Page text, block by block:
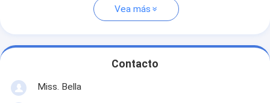
Vea más
Contacto
Miss. Bella